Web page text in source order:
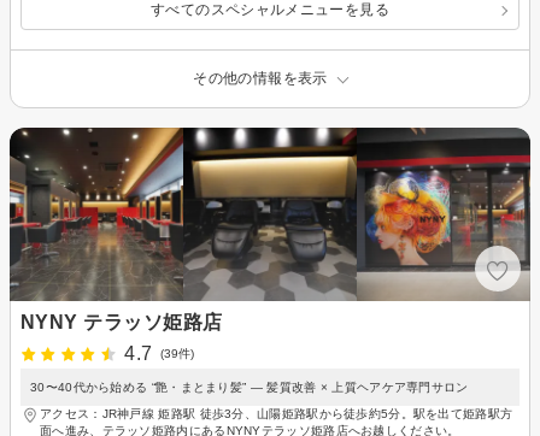
すべてのスペシャルメニューを見る
その他の情報を表示
NYNY テラッソ姫路店
4.7
(39件)
30〜40代から始める “艶・まとまり髪” — 髪質改善 × 上質ヘアケア専門サロン
アクセス：JR神戸線 姫路駅 徒歩3分、山陽姫路駅から徒歩約5分。駅を出て姫路駅方
面へ進み、テラッソ姫路内にあるNYNYテラッソ姫路店へお越しください。